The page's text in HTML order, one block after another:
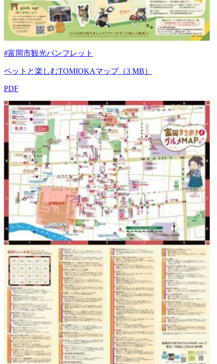
#富岡市観光パンフレット
ペットと楽しむTOMIOKAマップ（3 MB）
PDF